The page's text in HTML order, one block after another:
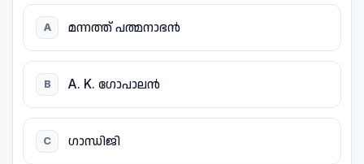
A മന്നത്ത് പത്മനാഭൻ
B A. K. ഗോപാലൻ
C ഗാന്ധിജി